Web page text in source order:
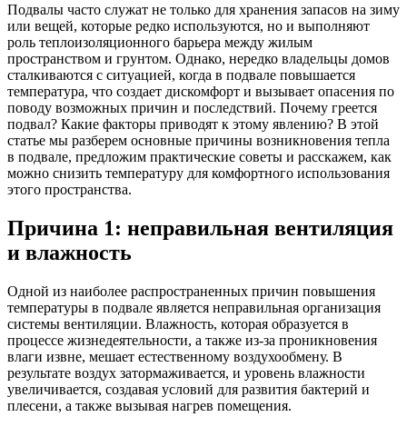
Подвалы часто служат не только для хранения запасов на зиму
или вещей, которые редко используются, но и выполняют
роль теплоизоляционного барьера между жилым
пространством и грунтом. Однако, нередко владельцы домов
сталкиваются с ситуацией, когда в подвале повышается
температура, что создает дискомфорт и вызывает опасения по
поводу возможных причин и последствий. Почему греется
подвал? Какие факторы приводят к этому явлению? В этой
статье мы разберем основные причины возникновения тепла
в подвале, предложим практические советы и расскажем, как
можно снизить температуру для комфортного использования
этого пространства.
Причина 1: неправильная вентиляция
и влажность
Одной из наиболее распространенных причин повышения
температуры в подвале является неправильная организация
системы вентиляции. Влажность, которая образуется в
процессе жизнедеятельности, а также из-за проникновения
влаги извне, мешает естественному воздухообмену. В
результате воздух затормаживается, и уровень влажности
увеличивается, создавая условий для развития бактерий и
плесени, а также вызывая нагрев помещения.